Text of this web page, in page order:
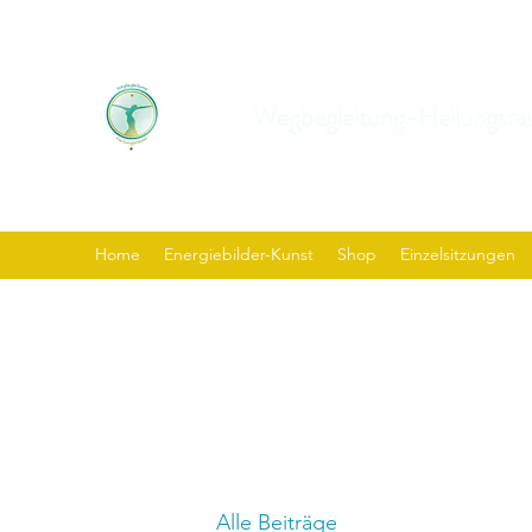
Home Energiebilder-Kunst Shop Einzelsitzungen
Alle Beiträge